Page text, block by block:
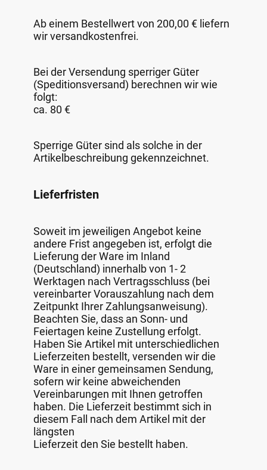
Ab einem Bestellwert von 200,00 € liefern
wir versandkostenfrei.
Bei der Versendung sperriger Güter
(Speditionsversand) berechnen wir wie
folgt:
ca. 80 €
Sperrige Güter sind als solche in der
Artikelbeschreibung gekennzeichnet.
Lieferfristen
Soweit im jeweiligen Angebot keine
andere Frist angegeben ist, erfolgt die
Lieferung der Ware im Inland
(Deutschland) innerhalb von 1- 2
Werktagen nach Vertragsschluss (bei
vereinbarter Vorauszahlung nach dem
Zeitpunkt Ihrer Zahlungsanweisung).
Beachten Sie, dass an Sonn- und
Feiertagen keine Zustellung erfolgt.
Haben Sie Artikel mit unterschiedlichen
Lieferzeiten bestellt, versenden wir die
Ware in einer gemeinsamen Sendung,
sofern wir keine abweichenden
Vereinbarungen mit Ihnen getroffen
haben. Die Lieferzeit bestimmt sich in
diesem Fall nach dem Artikel mit der
längsten
Lieferzeit den Sie bestellt haben.